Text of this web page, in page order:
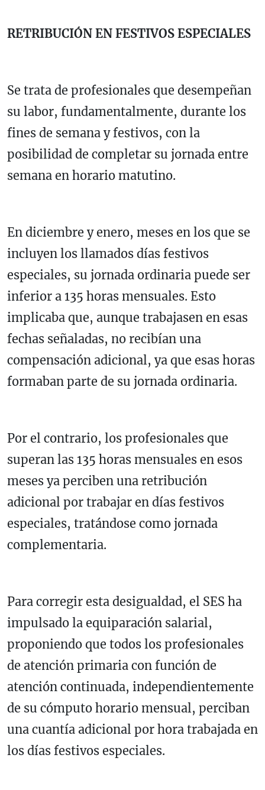
RETRIBUCIÓN EN FESTIVOS ESPECIALES
Se trata de profesionales que desempeñan
su labor, fundamentalmente, durante los
fines de semana y festivos, con la
posibilidad de completar su jornada entre
semana en horario matutino.
En diciembre y enero, meses en los que se
incluyen los llamados días festivos
especiales, su jornada ordinaria puede ser
inferior a 135 horas mensuales. Esto
implicaba que, aunque trabajasen en esas
fechas señaladas, no recibían una
compensación adicional, ya que esas horas
formaban parte de su jornada ordinaria.
Por el contrario, los profesionales que
superan las 135 horas mensuales en esos
meses ya perciben una retribución
adicional por trabajar en días festivos
especiales, tratándose como jornada
complementaria.
Para corregir esta desigualdad, el SES ha
impulsado la equiparación salarial,
proponiendo que todos los profesionales
de atención primaria con función de
atención continuada, independientemente
de su cómputo horario mensual, perciban
una cuantía adicional por hora trabajada en
los días festivos especiales.